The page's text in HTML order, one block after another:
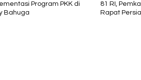
Program PKK di
Bahuga
81 RI,
Rapat